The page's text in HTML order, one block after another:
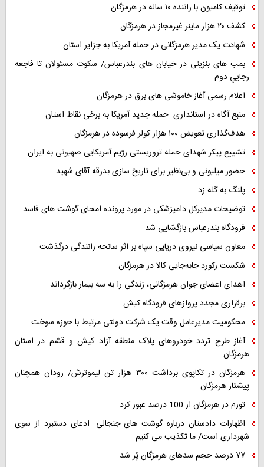
توقیف کامیون با راننده ۱۰ ساله در هرمزگان
کشف ۲۰ هزار ماینر غیرمجاز در هرمزگان
شهادت یک مدیر هرمزگانی در حمله آمریکا به جزایر استان
بمب های بنزینی در خیابان های بندرعباس/ سکوت مسئولان تا فاجعه
رجاییِ دوم
اعلام رسمی آغاز خاموشی های برق در هرمزگان
منبع آگاه در استانداری: حمله جدید آمریکا به برخی نقاط استان
هدف‌گذاری تعویض ۱۰۰ هزار کولر فرسوده در هرمزگان
تشییع پیکر شهدای حمله تروریستی رژیم آمریکایی صهیونی به ایران
حضور میلیونی و بی‌نظیر برای تاریخ سازی بدرقه آقای شهید
پلنگ به گله زد
توضیحات مدیرکل دامپزشکی در مورد پرونده امحای گوشت های فاسد
فرودگاه بندرعباس بازگشایی شد
معاون سیاسی نیروی دریایی سپاه بر اثر سانحه رانندگی درگذشت
شکست رکورد جابه‌جایی کالا در هرمزگان
اهدای اعضای جوان هرمزگانی، زندگی را به سه بیمار بازگرداند
برقراری مجدد پروازهای فرودگاه کیش
محکومیت مدیرعامل وقت یک شرکت دولتی مرتبط با حوزه سوخت
آغاز طرح تردد خودروهای پلاک منطقه آزاد کیش و قشم در استان
هرمزگان
هرمزگان در تکاپوی برداشت ۳۰۰ هزار تن لیموترش/ رودان همچنان
پیشتاز هرمزگان
تورم در هرمزگان از 100 درصد عبور کرد
اظهارات دادستان درباره گوشت های جنجالی: ادعای دستبرد از سوی
شهرداری است/ ما تکذیب می کنیم
۷۷ درصد حجم سدهای هرمزگان پُر شد